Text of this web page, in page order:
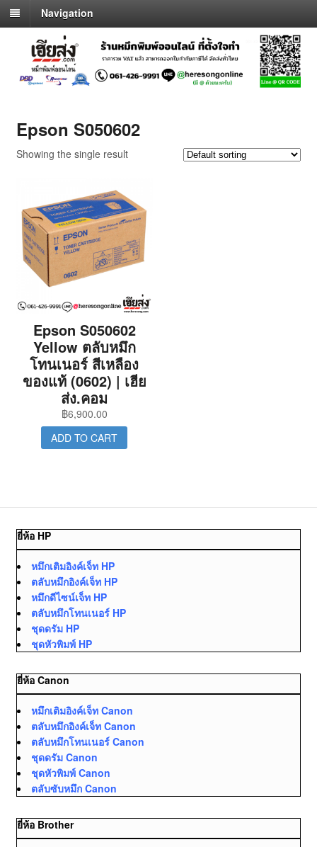
Navigation
Epson S050602
Showing the single result
Epson S050602
Yellow ตลับหมึก
โทนเนอร์ สีเหลือง
ของแท้ (0602) | เฮีย
ส่ง.คอม
฿6,900.00
ADD TO CART
ยี่ห้อ HP
หมึกเติมอิงค์เจ็ท HP
ตลับหมึกอิงค์เจ็ท HP
หมึกดีไซน์เจ็ท HP
ตลับหมึกโทนเนอร์ HP
ชุดดรัม HP
ชุดหัวพิมพ์ HP
ยี่ห้อ Canon
หมึกเติมอิงค์เจ็ท Canon
ตลับหมึกอิงค์เจ็ท Canon
ตลับหมึกโทนเนอร์ Canon
ชุดดรัม Canon
ชุดหัวพิมพ์ Canon
ตลับซับหมึก Canon
ยี่ห้อ Brother